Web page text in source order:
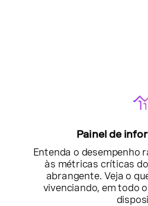
Painel de
Entenda o desempenho
às métricas críticas
abrangente. Veja o
vivenciando, em todo